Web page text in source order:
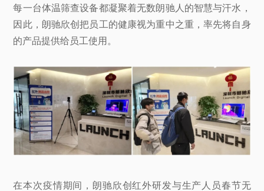
每一台体温筛查设备都凝聚着无数朗驰人的智慧与汗水，
因此，朗驰欣创把员工的健康视为重中之重，率先将自身
的产品提供给员工使用。
在本次疫情期间，朗驰欣创红外研发与生产人员春节无